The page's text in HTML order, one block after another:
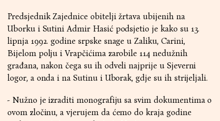
Predsjednik Zajednice obitelji žrtava ubijenih na
Uborku i Sutini Admir Hasić podsjetio je kako su 13.
lipnja 1992. godine srpske snage u Zaliku, Carini,
Bijelom polju i Vrapčićima zarobile 114 nedužnih
građana, nakon čega su ih odveli najprije u Sjeverni
logor, a onda i na Sutinu i Uborak, gdje su ih strijeljali.
- Nužno je izraditi monografiju sa svim dokumentima o
ovom zločinu, a vjerujem da ćemo do kraja godine